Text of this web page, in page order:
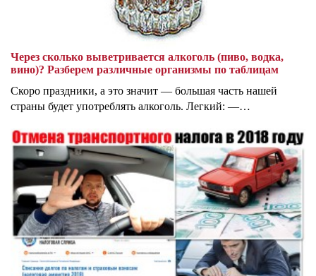
Через сколько выветривается алкоголь (пиво, водка,
вино)? Разберем различные организмы по таблицам
Скоро праздники, а это значит — большая часть нашей
страны будет употреблять алкоголь. Легкий: —…